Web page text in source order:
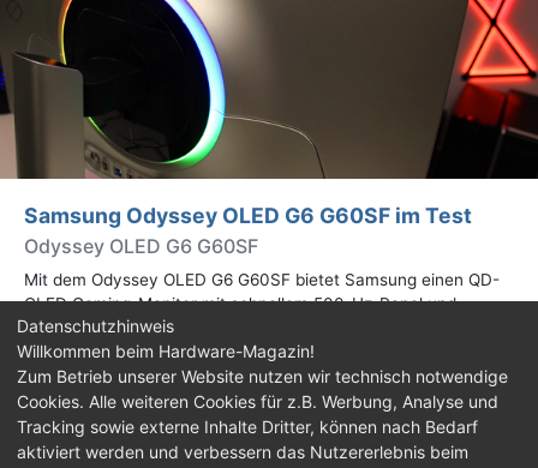
Samsung Odyssey OLED G6 G60SF im Test
Odyssey OLED G6 G60SF
Mit dem Odyssey OLED G6 G60SF bietet Samsung einen QD-
OLED Gaming-Monitor mit schnellem 500-Hz-Panel und
WQHD-Auflösung an. Wir haben den 27 Zoll großen Monitor auf
Herz und Nieren geprüft.
Impressum| Kontakt |Jobs |Datenschutz |
Consent‑Einstellungen |Haftungsausschluss
Datenschutzhinweis
Willkommen beim Hardware-Magazin!
Zum Betrieb unserer Website nutzen wir technisch notwendige
Cookies. Alle weiteren Cookies für z.B. Werbung, Analyse und
Tracking sowie externe Inhalte Dritter, können nach Bedarf
aktiviert werden und verbessern das Nutzererlebnis beim